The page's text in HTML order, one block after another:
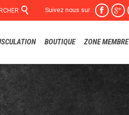
 Suivez nous sur :  
BOUTIQUE ZONE MEMBRE